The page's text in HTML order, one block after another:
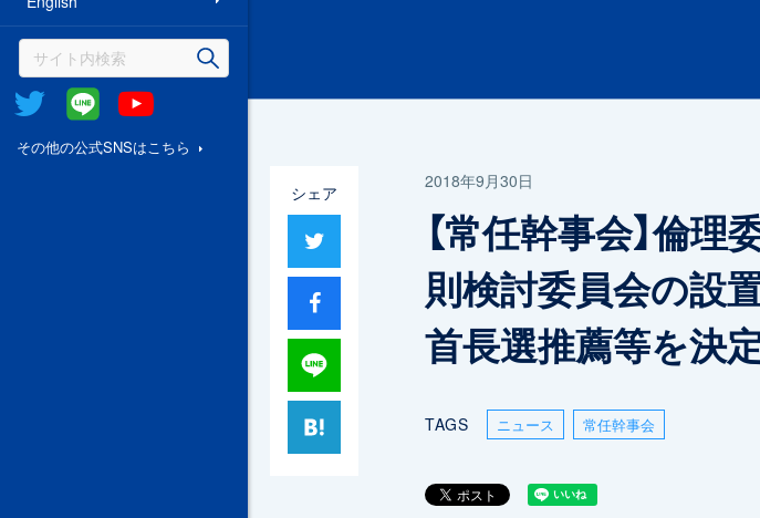
Twitter @Line
その他の公式SNSはこちら
シェア
2018年9月30日
【常任幹事会】倫
則検討委員会の設
首長選推薦等を決
TAGS ニュース 常任幹事会